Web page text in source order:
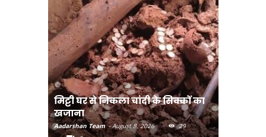
मिट्टी घर से निकला चांदी के सिक्कों का
खजाना
Aadarshan Team - August 8, 2026
29